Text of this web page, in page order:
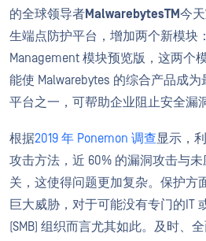
的全球领导者MalwarebytesTM今
生端点防护平台，增加两个新模块
Management 模块预览版，这两个
能使 Malwarebytes 的综合产品成
平台之一，可帮助企业阻止安全漏
根据2019 年 Ponemon 调查显示，
攻击方法，近 60% 的漏洞攻击与
关，这使得问题更加复杂。保护方
巨大威胁，对于可能没有专门的IT
(SMB) 组织而言尤其如此。及时、